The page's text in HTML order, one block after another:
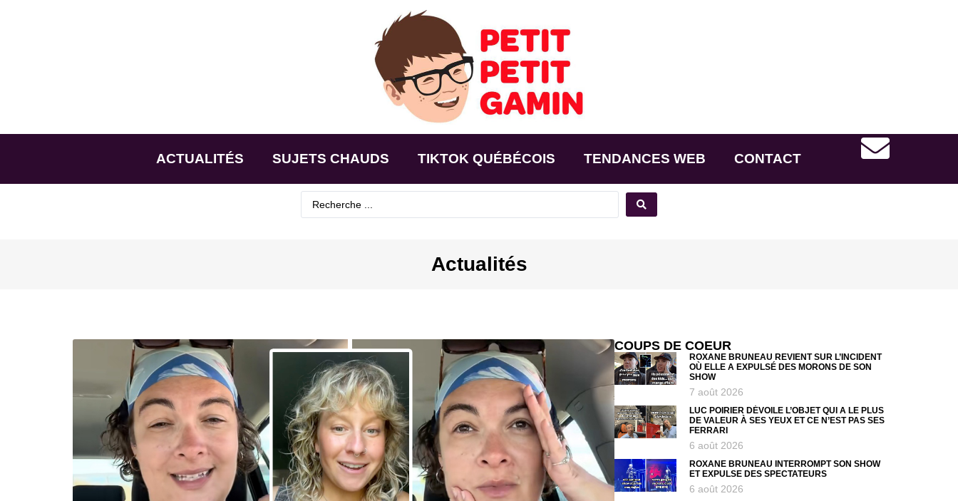
ACTUALITÉS SUJETS CHAUDS TIKTOK QUÉBÉCOIS TENDANCES WEB CONTACT
Actualités
COUPS DE COEUR
ROXANE BRUNEAU REVIENT SUR L’INCIDENT
OÙ ELLE A EXPULSÉ DES MORONS DE SON
SHOW
7 août 2026
LUC POIRIER DÉVOILE L’OBJET QUI A LE PLUS
DE VALEUR À SES YEUX ET CE N’EST PAS SES
FERRARI
6 août 2026
ROXANE BRUNEAU INTERROMPT SON SHOW
ET EXPULSE DES SPECTATEURS
6 août 2026